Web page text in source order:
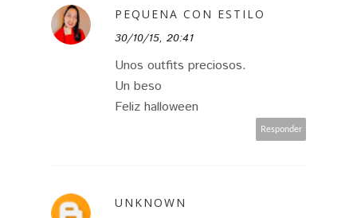
PEQUENA CON ESTILO
30/10/15, 20:41
Unos outfits preciosos.
Un beso
Feliz halloween
Responder
UNKNOWN